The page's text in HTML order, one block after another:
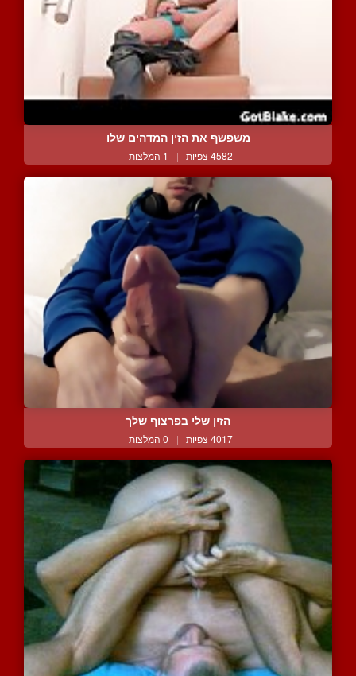
משפשף את הזין המדהים שלו
4582 צפיות | 1 המלצות
הזין שלי בפרצוף שלך
4017 צפיות | 0 המלצות